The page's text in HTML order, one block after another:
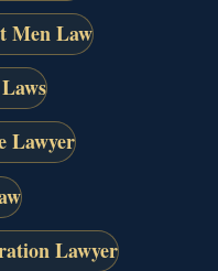
Men Law
Lawyer
Lawyer